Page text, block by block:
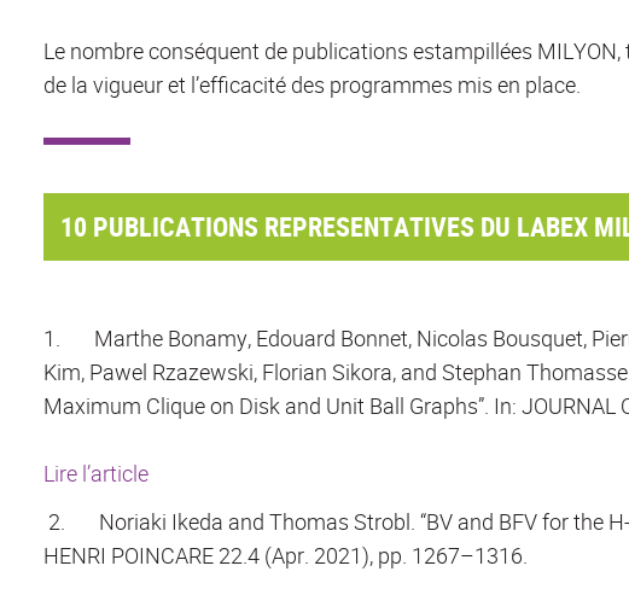
Le nombre conséquent de publications estampillées
de la vigueur et l’efficacité des programmes mis en place.
10 PUBLICATIONS REPRESENTATIVES DU LABEX
1.
Marthe Bonamy, Edouard Bonnet, Nicolas Bousquet,
Kim, Pawel Rzazewski, Florian Sikora, and Stephan
Maximum Clique on Disk and Unit Ball Graphs”. In: JOURNAL
Lire l’article
2.
Noriaki Ikeda and Thomas Strobl. “BV and BFV for the
HENRI POINCARE 22.4 (Apr. 2021), pp. 1267–1316.